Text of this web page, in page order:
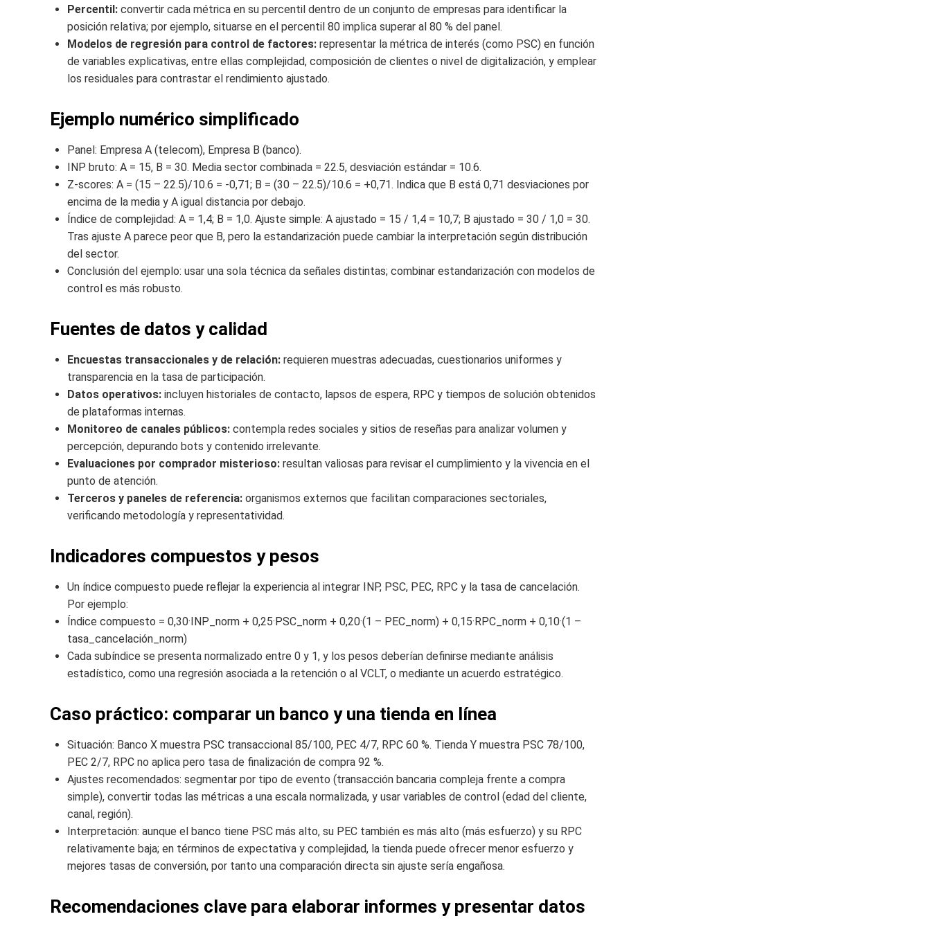
Percentil: convertir cada métrica en su percentil dentro de un conjunto de empresas para identificar la
posición relativa; por ejemplo, situarse en el percentil 80 implica superar al 80 % del panel.
Modelos de regresión para control de factores: representar la métrica de interés (como PSC) en función
de variables explicativas, entre ellas complejidad, composición de clientes o nivel de digitalización, y emplear
los residuales para contrastar el rendimiento ajustado.
Ejemplo numérico simplificado
Panel: Empresa A (telecom), Empresa B (banco).
INP bruto: A = 15, B = 30. Media sector combinada = 22.5, desviación estándar = 10.6.
Z-scores: A = (15 – 22.5)/10.6 = -0,71; B = (30 – 22.5)/10.6 = +0,71. Indica que B está 0,71 desviaciones por
encima de la media y A igual distancia por debajo.
Índice de complejidad: A = 1,4; B = 1,0. Ajuste simple: A ajustado = 15 / 1,4 = 10,7; B ajustado = 30 / 1,0 = 30.
Tras ajuste A parece peor que B, pero la estandarización puede cambiar la interpretación según distribución
del sector.
Conclusión del ejemplo: usar una sola técnica da señales distintas; combinar estandarización con modelos de
control es más robusto.
Fuentes de datos y calidad
Encuestas transaccionales y de relación: requieren muestras adecuadas, cuestionarios uniformes y
transparencia en la tasa de participación.
Datos operativos: incluyen historiales de contacto, lapsos de espera, RPC y tiempos de solución obtenidos
de plataformas internas.
Monitoreo de canales públicos: contempla redes sociales y sitios de reseñas para analizar volumen y
percepción, depurando bots y contenido irrelevante.
Evaluaciones por comprador misterioso: resultan valiosas para revisar el cumplimiento y la vivencia en el
punto de atención.
Terceros y paneles de referencia: organismos externos que facilitan comparaciones sectoriales,
verificando metodología y representatividad.
Indicadores compuestos y pesos
Un índice compuesto puede reflejar la experiencia al integrar INP, PSC, PEC, RPC y la tasa de cancelación.
Por ejemplo:
Índice compuesto = 0,30·INP_norm + 0,25·PSC_norm + 0,20·(1 – PEC_norm) + 0,15·RPC_norm + 0,10·(1 –
tasa_cancelación_norm)
Cada subíndice se presenta normalizado entre 0 y 1, y los pesos deberían definirse mediante análisis
estadístico, como una regresión asociada a la retención o al VCLT, o mediante un acuerdo estratégico.
Caso práctico: comparar un banco y una tienda en línea
Situación: Banco X muestra PSC transaccional 85/100, PEC 4/7, RPC 60 %. Tienda Y muestra PSC 78/100,
PEC 2/7, RPC no aplica pero tasa de finalización de compra 92 %.
Ajustes recomendados: segmentar por tipo de evento (transacción bancaria compleja frente a compra
simple), convertir todas las métricas a una escala normalizada, y usar variables de control (edad del cliente,
canal, región).
Interpretación: aunque el banco tiene PSC más alto, su PEC también es más alto (más esfuerzo) y su RPC
relativamente baja; en términos de expectativa y complejidad, la tienda puede ofrecer menor esfuerzo y
mejores tasas de conversión, por tanto una comparación directa sin ajuste sería engañosa.
Recomendaciones clave para elaborar informes y presentar datos